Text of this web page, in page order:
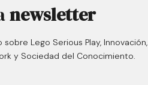
newsletter
Lego Serious Play, Innovación,
y Sociedad del Conocimiento.